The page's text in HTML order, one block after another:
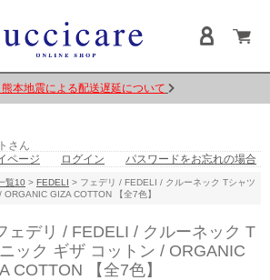
熊本地震による配送遅延について
さん
ページ ログイン パスワードをお忘れの場合
覧10 > FEDELI > フェデリ / FEDELI / クルーネック Tシャツ
GIZA COTTON 【全7色】
ェデリ / FEDELI / クルーネック T
ック ギザ コットン / ORGANIC
COTTON 【全7色】